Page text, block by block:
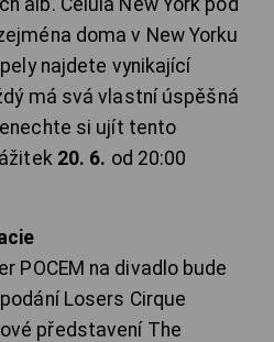
doma v New Yorku
najdete vynikající
má svá vlastní úspěšná
si ujít tento
20. 6. od 20:00
POCEM na divadlo bude
Losers Cirque
představení The